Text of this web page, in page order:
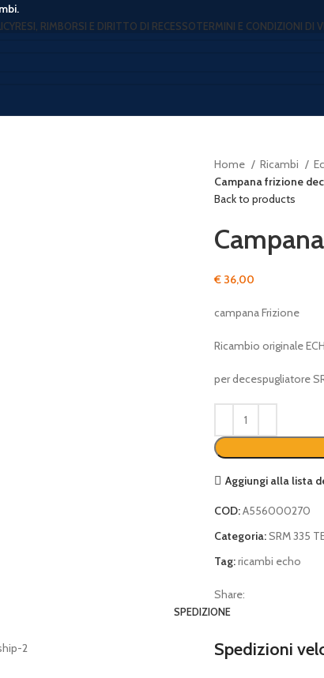
RESI, RIMBORSI E DIRITTO DI RECESSOTERMINI E CONDIZIONI DI
Home Ricambi
Campana frizione
Back to products
€ 36,00
campana Frizione
Ricambio originale
per decespugliatore
Aggiungi alla lista
COD:A556000270
Categoria:SRM 335
Tag:ricambi echo
Share:
SPEDIZIONE
Spedizioni